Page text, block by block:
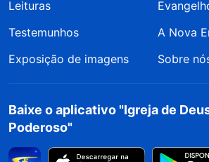
Leituras
Testemunhos
A Nova
Exposição de imagens
Sobre
Baixe o aplicativo "Igreja de
Poderoso"